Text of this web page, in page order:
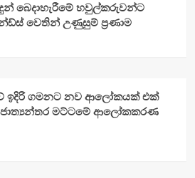
බෙදාහැරීමේ හවුල්කරුවන්ට
වෙතින් උණුසුම් ප්‍රණාම
ඉදිරි ගමනට නව ආලෝකයක් එක්
ජාත්‍යන්තර මට්ටමේ ආලෝකකරණ